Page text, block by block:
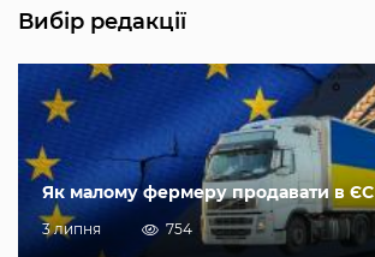
Вибір редакції
Як малому фермеру продавати в ЄС
3 липня 754